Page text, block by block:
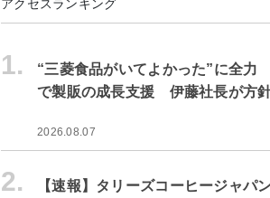
アクセスランキング
1.
“三菱食品がいてよかった”に全
で製販の成長支援 伊藤社長が方
2026.08.07
2.
【速報】タリーズコーヒージャパ